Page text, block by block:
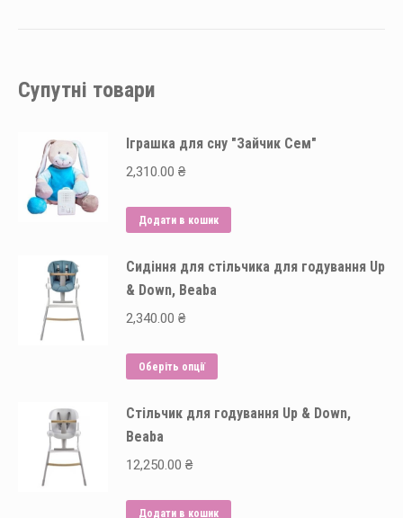
Супутні товари
Іграшка для сну "Зайчик Сем"
2,310.00 ₴
Додати в кошик
Сидіння для стільчика для годування Up
& Down, Beaba
2,340.00 ₴
Оберіть опції
має
можна
Стільчик для годування Up & Down,
Beaba
12,250.00 ₴
Додати в кошик